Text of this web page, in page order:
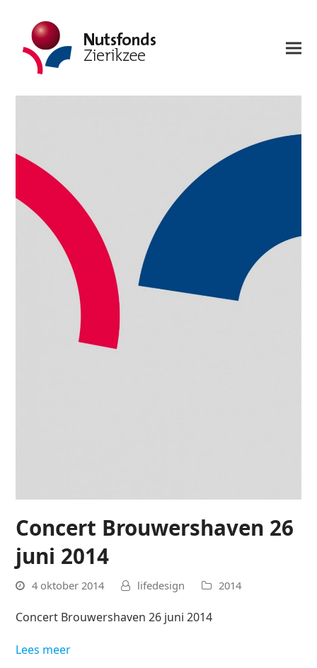
Concert Brouwershaven 26
juni 2014
4 oktober 2014 lifedesign 2014
Concert Brouwershaven 26 juni 2014
Lees meer